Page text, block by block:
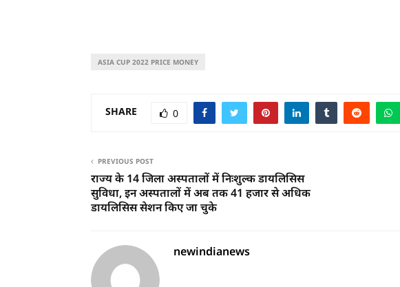
ASIA CUP 2022 PRICE MONEY
SHARE 0
PREVIOUS POST
राज्य के 14 जिला अस्पतालों में निःशुल्क डायलिसिस
सुविधा, इन अस्पतालों में अब तक 41 हजार से अधिक
डायलिसिस सेशन किए जा चुके
newindianews